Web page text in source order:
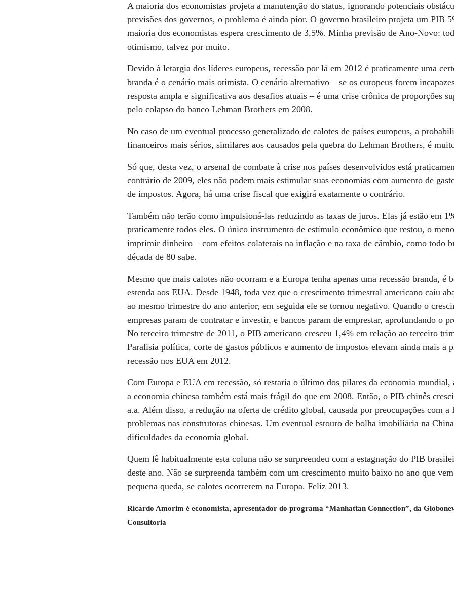
A maioria dos economistas projeta a manutenção do status, ignorando potenciais
previsões dos governos, o problema é ainda pior. O governo brasileiro projeta um PIB
maioria dos economistas espera crescimento de 3,5%. Minha previsão de Ano-Novo:
otimismo, talvez por muito.
Devido à letargia dos líderes europeus, recessão por lá em 2012 é praticamente uma
branda é o cenário mais otimista. O cenário alternativo – se os europeus forem
resposta ampla e significativa aos desafios atuais – é uma crise crônica de proporções
pelo colapso do banco Lehman Brothers em 2008.
No caso de um eventual processo generalizado de calotes de países europeus, a
financeiros mais sérios, similares aos causados pela quebra do Lehman Brothers, é
Só que, desta vez, o arsenal de combate à crise nos países desenvolvidos está
contrário de 2009, eles não podem mais estimular suas economias com aumento de
de impostos. Agora, há uma crise fiscal que exigirá exatamente o contrário.
Também não terão como impulsioná-las reduzindo as taxas de juros. Elas já estão em
praticamente todos eles. O único instrumento de estímulo econômico que restou, o
imprimir dinheiro – com efeitos colaterais na inflação e na taxa de câmbio, como todo
década de 80 sabe.
Mesmo que mais calotes não ocorram e a Europa tenha apenas uma recessão branda, é
estenda aos EUA. Desde 1948, toda vez que o crescimento trimestral americano caiu
ao mesmo trimestre do ano anterior, em seguida ele se tornou negativo. Quando o
empresas param de contratar e investir, e bancos param de emprestar, aprofundando o
No terceiro trimestre de 2011, o PIB americano cresceu 1,4% em relação ao terceiro
Paralisia política, corte de gastos públicos e aumento de impostos elevam ainda mais a
recessão nos EUA em 2012.
Com Europa e EUA em recessão, só restaria o último dos pilares da economia
a economia chinesa também está mais frágil do que em 2008. Então, o PIB chinês
a.a. Além disso, a redução na oferta de crédito global, causada por preocupações com a
problemas nas construtoras chinesas. Um eventual estouro de bolha imobiliária na
dificuldades da economia global.
Quem lê habitualmente esta coluna não se surpreendeu com a estagnação do PIB
deste ano. Não se surpreenda também com um crescimento muito baixo no ano que
pequena queda, se calotes ocorrerem na Europa. Feliz 2013.
Ricardo Amorim é economista, apresentador do programa “Manhattan Connection”, da
Consultoria